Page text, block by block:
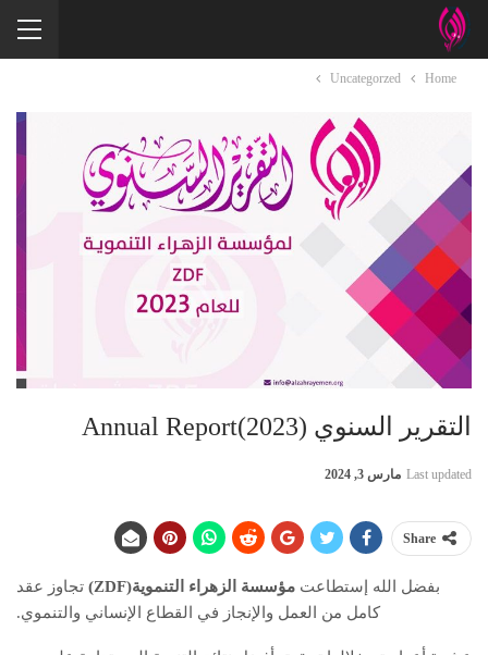
Home
Uncategorzed
التقرير السنوي (2023)Annual Report
Last updated مارس 3, 2024
Share
بفضل الله إستطاعت مؤسسة الزهراء التنموية(ZDF)
تجاوز عقد
كامل من العمل والإنجاز في القطاع الإنساني والتنموي.